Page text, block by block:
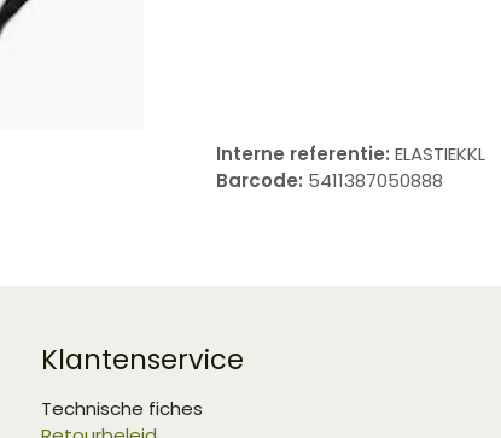
Interne referentie: ELASTIEKKL
Barcode: 5411387050888
Klantenservice
Technische fiches